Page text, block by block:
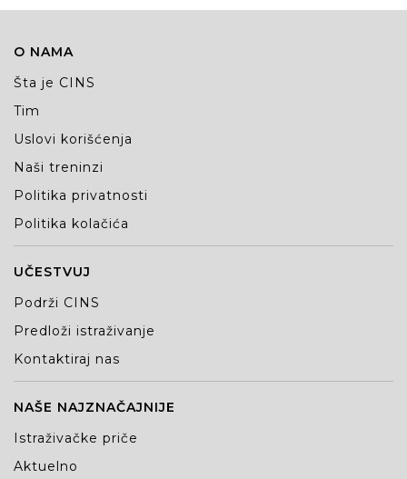
O NAMA
Šta je CINS
Tim
Uslovi korišćenja
Naši treninzi
Politika privatnosti
Politika kolačića
UČESTVUJ
Podrži CINS
Predloži istraživanje
Kontaktiraj nas
NAŠE NAJZNAČAJNIJE
Istraživačke priče
Aktuelno